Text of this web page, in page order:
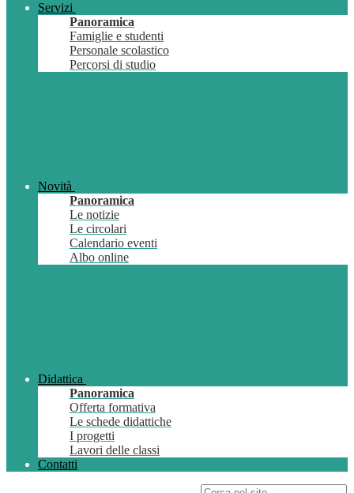
Servizi
Panoramica
Famiglie e studenti
Personale scolastico
Percorsi di studio
Novità
Panoramica
Le notizie
Le circolari
Calendario eventi
Albo online
Didattica
Panoramica
Offerta formativa
Le schede didattiche
I progetti
Lavori delle classi
Contatti